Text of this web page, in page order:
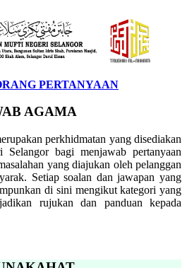
PERTANYAAN
AGAMA
perkhidmatan yang disediakan
bagi menjawab pertanyaan
yang diajukan oleh pelanggan
Setiap soalan dan jawapan yang
di sini mengikut kategori yang
rujukan dan panduan kepada